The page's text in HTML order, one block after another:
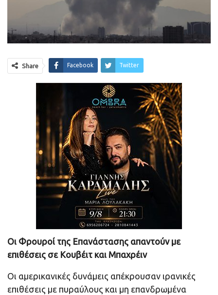
Share Facebook Twitter
Οι Φρουροί της Επανάστασης απαντούν με
επιθέσεις σε Κουβέιτ και Μπαχρέιν
Οι αμερικανικές δυνάμεις απέκρουσαν ιρανικές
επιθέσεις με πυραύλους και μη επανδρωμένα